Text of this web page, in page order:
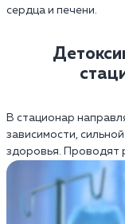
сердца и печени.
В стационар
зависимости,
здоровья. Проводят